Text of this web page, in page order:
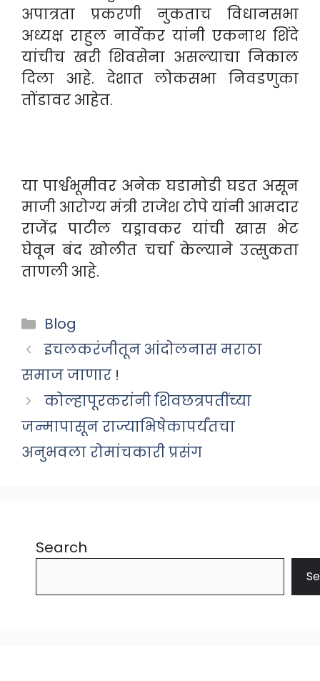
अपात्रता प्रकरणी नुकताच विधानसभा
अध्यक्ष राहुल नार्वेकर यांनी एकनाथ शिंदे
यांचीच खरी शिवसेना असल्याचा निकाल
दिला आहे. देशात लोकसभा निवडणुका
तोंडावर आहेत.
या पार्श्वभूमीवर अनेक घडामोडी घडत असून
माजी आरोग्य मंत्री राजेश टोपे यांनी आमदार
राजेंद्र पाटील यड्रावकर यांची खास भेट
घेवून बंद खोलीत चर्चा केल्याने उत्सुकता
ताणली आहे.
Categories
Blog
इचलकरंजीतून आंदोलनास मराठा
समाज जाणार !
कोल्हापूरकरांनी शिवछत्रपतींच्या
जन्मापासून राज्याभिषेकापर्यंतचा
अनुभवला रोमांचकारी प्रसंग
Search